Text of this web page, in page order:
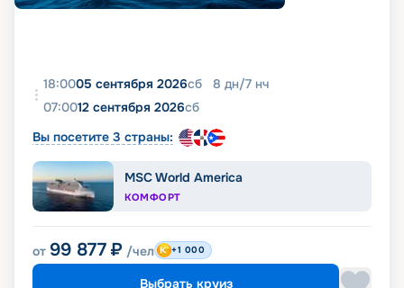
18:0005 сентября 2026сб 8 дн/7 нч
07:0012 сентября 2026сб
Вы посетите 3 страны:
MSC World America
КОМФОРТ
от 99 877 ₽ /чел +1 000
Выбрать круиз